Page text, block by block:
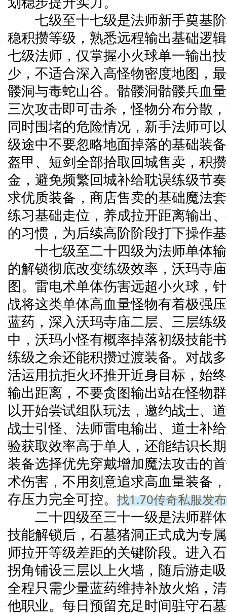
七级至十七级是法师新手奠基阶
稳积攒等级，熟悉远程输出基础逻
七级法师，仅掌握小火球单一输出
少，不适合深入高怪物密度地图，
髅洞与毒蛇山谷。骷髅洞骷髅兵血
三次攻击即可击杀，怪物分布分散
同时围堵的危险情况，新手法师可
级途中不要忽略地面掉落的基础装
盔甲、短剑全部拾取回城售卖，积
金，避免频繁回城补给耽误练级节
求优质装备，商店售卖的基础魔法
练习基础走位，养成拉开距离输出
的习惯，为后续高阶阶段打下操作
十七级至二十四级为法师单体输
的解锁彻底改变练级效率，沃玛寺
图。雷电术单体伤害远超小火球，
战将这类单体高血量怪物有着极强
蓝药，深入沃玛寺庙二层、三层练
中，沃玛小怪有概率掉落初级技能
练级之余还能积攒过渡装备。对战
活运用抗拒火环推开近身目标，始
输出距离，不要贪图输出站在怪物
以开始尝试组队玩法，邀约战士、
战士引怪、法师雷电输出、道士补
验获取效率高于单人，还能结识长
装备选择优先穿戴增加魔法攻击的
术伤害，不用刻意追求高血量装备
存压力完全可控。 找1.70传奇私服发
二十四级至三十一级是法师群体
技能解锁后，石墓猪洞正式成为专
师拉开等级差距的关键阶段。进入
拐角铺设三层以上火墙，随后游走
全程只需少量蓝药维持补放火焰，
他职业。每日预留充足时间驻守石